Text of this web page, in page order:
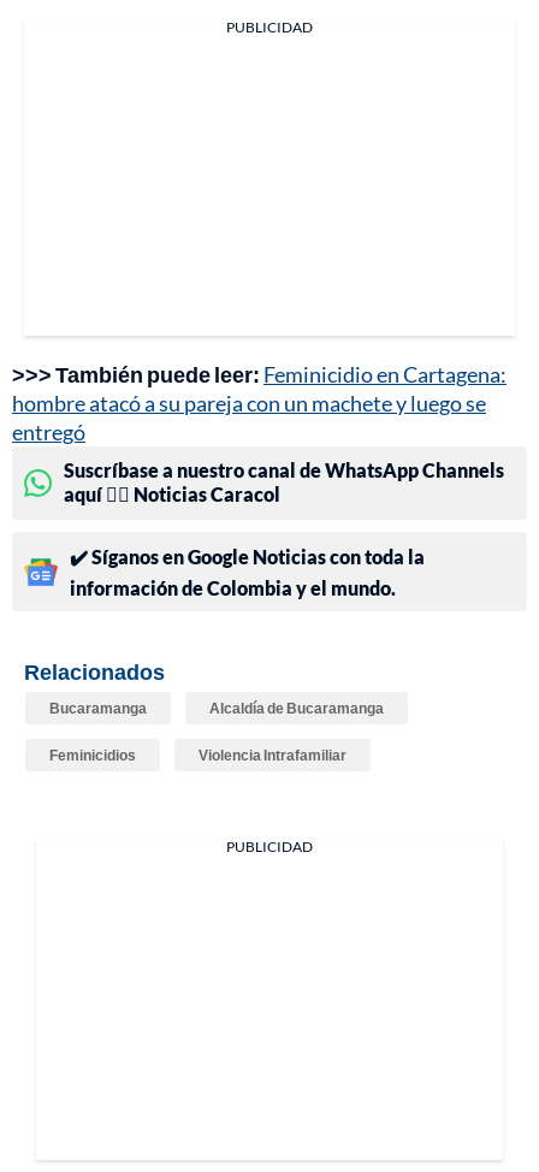
PUBLICIDAD
>>> También puede leer: Feminicidio en Cartagena:
hombre atacó a su pareja con un machete y luego se
entregó
Suscríbase a nuestro canal de WhatsApp Channels
aquí 👉🏻 Noticias Caracol
✔️ Síganos en Google Noticias con toda la
información de Colombia y el mundo.
Relacionados
Bucaramanga Alcaldía de Bucaramanga
Feminicidios Violencia Intrafamiliar
PUBLICIDAD